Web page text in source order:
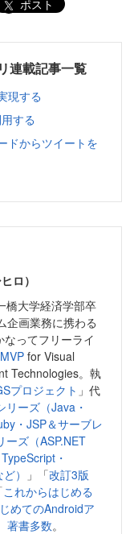
ポスト
連載記事一覧
現する
する
ドからツイートを
ロ）
橋大学経済学部卒
企画業務に携わる
ってフリーライ
for Visual
Technologies。執
プロジェクト 」代
リーズ（Java・
・JSP＆サーブレ
ーズ（ASP.NET
・
）
」「改訂3版
これからはじめる
めてのAndroidア
著書多数。